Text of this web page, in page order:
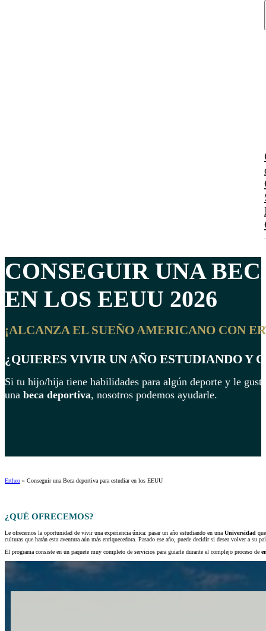
CONSEGUIR UNA
EN LOS EEUU 2026
¡ALCANZA EL SUEÑO AMERICANO CON
¿QUIERES VIVIR UN AÑO ESTUDIANDO Y
Si tu hijo/hija tiene habilidades para algún deporte y le
una beca deportiva, nosotros podemos ayudarle.
Ertheo » Conseguir una Beca deportiva para estudiar en los EEUU
¿QUÉ OFRECEMOS?
Le ofrecemos la oportunidad de vivir una experiencia única: pasar un año estudiando en una Universidad
culturas que harán esta aventura aún más enriquecedora. Pasado ese año, puede decidir si desea volver a
El programa consiste en un paquete muy completo de servicios para guiarle durante el complejo proceso de